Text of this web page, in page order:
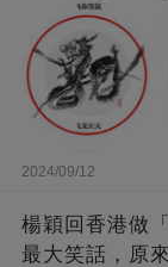
2024/09/12
楊穎回香港做
最大笑話，原